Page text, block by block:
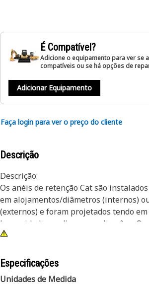
É Compatível?
Adicione o equipamento para ver se
compatíveis ou se há opções de
Adicionar Equipamento
Faça login para ver o preço do cliente
Descrição
Descrição:
Os anéis de retenção Cat são
em alojamentos/diâmetros (internos)
(externos) e foram projetados tendo
longevidade em diversas aplicações. Os
Cat são fabricados segundo
produtividade. Você pode contar com
construído para fazer a fim de ajudar a
de retenção atendem a ou excedem
Especificações
Unidades de Medida